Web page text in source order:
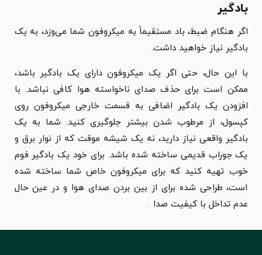
بادگیر
اگر هنگام ضبط، باد مستقیماً به میکروفون شما می‌وزد، به یک
بادگیر نیاز خواهید داشت.
با این حال، حتی اگر یک میکروفون دارای یک بادگیر باشد،
ممکن است برای حذف صدای ناخواسته هوا کافی نباشد. با
افزودن یک بادگیر اضافی به قسمت خارجی میکروفون روی
کپسول، از مرطوب شدن بیشتر جلوگیری کنید. شما به یک
بادگیر واقعی نیاز دارید، نه یک شیشه موقت که از نوار برق و
یک جوراب قدیمی ساخته شده باشد. برای خود یک بادگیر فوم
خوب تهیه کنید که برای میکروفون خاص شما ساخته شده
است، طراحی شده برای از بین بردن صدای هوا و در عین حال
عدم تداخل با کیفیت صدا .